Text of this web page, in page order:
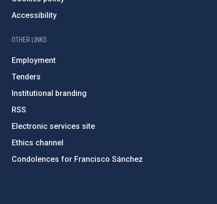
Accessibility
OTHER LINKS
Employment
Tenders
Institutional branding
RSS
Electronic services site
Ethics channel
Condolences for Francisco Sánchez